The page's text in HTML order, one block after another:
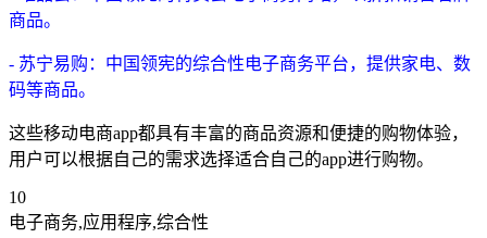
商品。
- 苏宁易购：中国领宪的综合性电子商务平台，提供家电、数
码等商品。
这些移动电商app都具有丰富的商品资源和便捷的购物体验，
用户可以根据自己的需求选择适合自己的app进行购物。
10
电子商务,应用程序,综合性